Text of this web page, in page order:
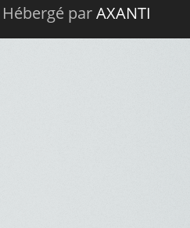
parAXANTI